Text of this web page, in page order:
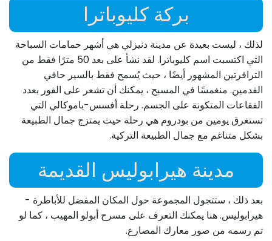
بركة كليوباترا
لذلك ، ليست بعيدة عن مدينة دنيزلي هي أشهر حمامات السباحة
التي اكتسبت اسم كليوباترا. لقد نشأ على بعد 50 مترًا فقط من
الترافرتين المشهور أيضًا ، حيث يُسمح فقط بالسير حافي
القدمين. منغمسًا في المسبح ، يمكنك أن تشعر على الفور بعدد
الفقاعات المتكونة على الجسم. رحلة أفسس-باموكالي التي
تستغرق يومين من بودروم هي رحلة حيث يمتزج جمال الطبيعة
بشكل متناغم مع جمال الطبيعة التركية.
مدينة هيرابوليس القديمة
بعد ذلك ، ستتجول المجموعة حول المكان المفضل للأباطرة -
هيرابوليس. هنا يمكنك التعرف على مسرح أبولو المهيب ، كما لو
تم رسمه من صور معارك المصارع.